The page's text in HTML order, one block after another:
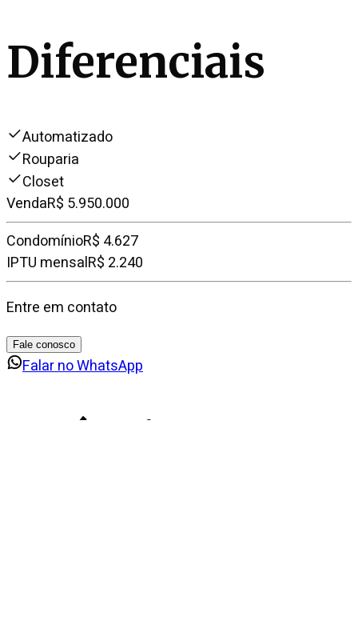
Diferenciais
Automatizado
Rouparia
Closet
VendaR$ 5.950.000
CondomínioR$ 4.627
IPTU mensalR$ 2.240
Entre em contato
Fale conosco
Falar no WhatsApp